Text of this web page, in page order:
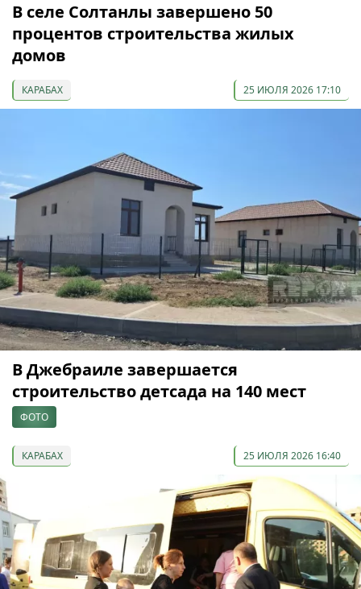
В селе Солтанлы завершено 50
процентов строительства жилых
домов
КАРАБАХ 25 ИЮЛЯ 2026 17:10
В Джебраиле завершается
строительство детсада на 140 мест
ФОТО
КАРАБАХ 25 ИЮЛЯ 2026 16:40